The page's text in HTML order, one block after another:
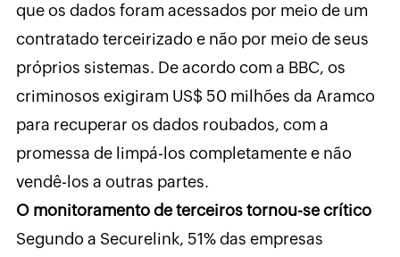
que os dados foram acessados por meio de um
contratado terceirizado e não por meio de seus
próprios sistemas. De acordo com a BBC, os
criminosos exigiram US$ 50 milhões da Aramco
para recuperar os dados roubados, com a
promessa de limpá-los completamente e não
vendê-los a outras partes.
O monitoramento de terceiros tornou-se crítico
Segundo a Securelink, 51% das empresas